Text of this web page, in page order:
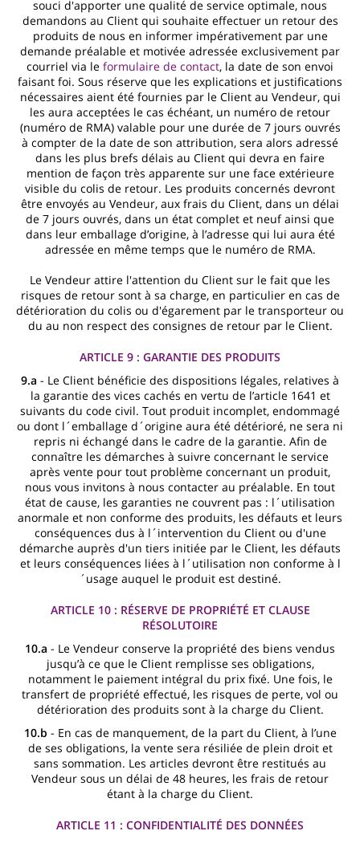
souci d'apporter une qualité de service optimale, nous
demandons au Client qui souhaite effectuer un retour des
produits de nous en informer impérativement par une
demande préalable et motivée adressée exclusivement par
courriel via le formulaire de contact, la date de son envoi
faisant foi. Sous réserve que les explications et justifications
nécessaires aient été fournies par le Client au Vendeur, qui
les aura acceptées le cas échéant, un numéro de retour
(numéro de RMA) valable pour une durée de 7 jours ouvrés
à compter de la date de son attribution, sera alors adressé
dans les plus brefs délais au Client qui devra en faire
mention de façon très apparente sur une face extérieure
visible du colis de retour. Les produits concernés devront
être envoyés au Vendeur, aux frais du Client, dans un délai
de 7 jours ouvrés, dans un état complet et neuf ainsi que
dans leur emballage d’origine, à l’adresse qui lui aura été
adressée en même temps que le numéro de RMA.
Le Vendeur attire l'attention du Client sur le fait que les
risques de retour sont à sa charge, en particulier en cas de
détérioration du colis ou d'égarement par le transporteur ou
du au non respect des consignes de retour par le Client.
ARTICLE 9 : GARANTIE DES PRODUITS
9.a - Le Client bénéficie des dispositions légales, relatives à
la garantie des vices cachés en vertu de l’article 1641 et
suivants du code civil. Tout produit incomplet, endommagé
ou dont l´emballage d´origine aura été détérioré, ne sera ni
repris ni échangé dans le cadre de la garantie. Afin de
connaître les démarches à suivre concernant le service
après vente pour tout problème concernant un produit,
nous vous invitons à nous contacter au préalable. En tout
état de cause, les garanties ne couvrent pas : l´utilisation
anormale et non conforme des produits, les défauts et leurs
conséquences dus à l´intervention du Client ou d'une
démarche auprès d'un tiers initiée par le Client, les défauts
et leurs conséquences liées à l´utilisation non conforme à l
´usage auquel le produit est destiné.
ARTICLE 10 : RÉSERVE DE PROPRIÉTÉ ET CLAUSE
RÉSOLUTOIRE
10.a - Le Vendeur conserve la propriété des biens vendus
jusqu’à ce que le Client remplisse ses obligations,
notamment le paiement intégral du prix fixé. Une fois, le
transfert de propriété effectué, les risques de perte, vol ou
détérioration des produits sont à la charge du Client.
10.b - En cas de manquement, de la part du Client, à l’une
de ses obligations, la vente sera résiliée de plein droit et
sans sommation. Les articles devront être restitués au
Vendeur sous un délai de 48 heures, les frais de retour
étant à la charge du Client.
ARTICLE 11 : CONFIDENTIALITÉ DES DONNÉES